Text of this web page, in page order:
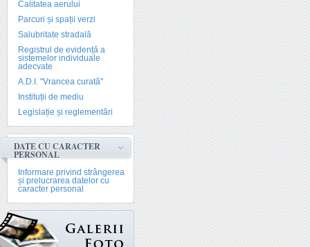
Calitatea aerului
Parcuri și spații verzi
Salubritate stradală
Registrul de evidență a
sistemelor individuale
adecvate
A.D.I. "Vrancea curată"
Instituții de mediu
Legislație și reglementări
DATE CU CARACTER
PERSONAL
Informare privind strângerea
și prelucrarea datelor cu
caracter personal